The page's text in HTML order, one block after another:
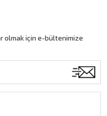
olmak için e-bültenimize